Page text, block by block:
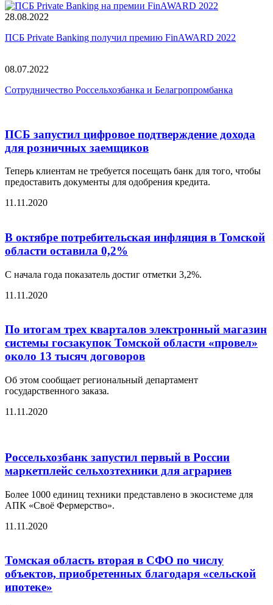
28.08.2022
ПСБ Private Banking получил премию FinAWARD 2022
08.07.2022
Сотрудничество Россельхозбанка и Белагропромбанка
ПСБ запустил цифровое подтверждение дохода
для розничных заемщиков
Теперь клиентам не требуется посещать банк для того, чтобы
предоставить документы для одобрения кредита.
11.11.2020
В октябре потребительская инфляция в Томской
области оставила 0,2%
С начала года показатель достиг отметки 3,2%.
11.11.2020
По итогам трех кварталов электронный магазин
системы госзакупок Томской области «провел»
около 13 тысяч договоров
Об этом сообщает региональный департамент
государственного заказа.
11.11.2020
Россельхозбанк запустил первый в России
маркетплейс сельхозтехники для аграриев
Более 1000 единиц техники представлено в экосистеме для
АПК «Своё Фермерство».
11.11.2020
Томская область вторая в СФО по числу
объектов, приобретенных благодаря «сельской
ипотеке»